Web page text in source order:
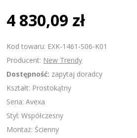
4 830,09 zł
Kod towaru: EXK-1461-S06-K01
Producent: New Trendy
Dostępność: zapytaj doradcy
Kształt: Prostokątny
Seria: Avexa
Styl: Współczesny
Montaż: Ścienny